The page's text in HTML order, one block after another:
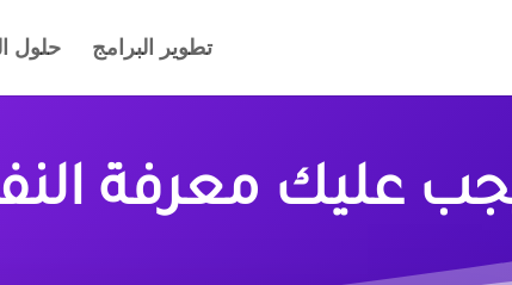
تطوير البرامج حلول
عليك معرفة